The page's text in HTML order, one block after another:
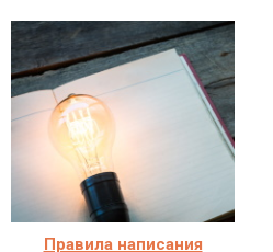
Правила написания